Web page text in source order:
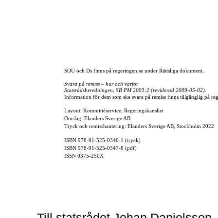
SOU och Ds finns på regeringen.se under Rättsliga dokument.
Svara på remiss – hur och varför
Statsrådsberedningen, SB PM 2003:2 (reviderad 2009-05-02).
Information för dem som ska svara på remiss finns tillgänglig på
Layout: Kommittéservice, Regeringskansliet
Omslag: Elanders Sverige AB
Tryck och remisshantering: Elanders Sverige AB, Stockholm 2022
ISBN 978-91-525-0346-1 (tryck)
ISBN 978-91-525-0347-8 (pdf)
ISSN 0375-250X